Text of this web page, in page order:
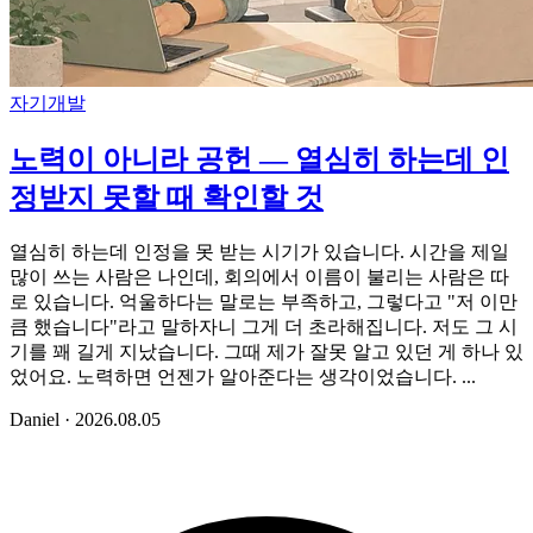
자기개발
노력이 아니라 공헌 — 열심히 하는데 인
정받지 못할 때 확인할 것
열심히 하는데 인정을 못 받는 시기가 있습니다. 시간을 제일
많이 쓰는 사람은 나인데, 회의에서 이름이 불리는 사람은 따
로 있습니다. 억울하다는 말로는 부족하고, 그렇다고 "저 이만
큼 했습니다"라고 말하자니 그게 더 초라해집니다. 저도 그 시
기를 꽤 길게 지났습니다. 그때 제가 잘못 알고 있던 게 하나 있
었어요. 노력하면 언젠가 알아준다는 생각이었습니다. ...
Daniel · 2026.08.05